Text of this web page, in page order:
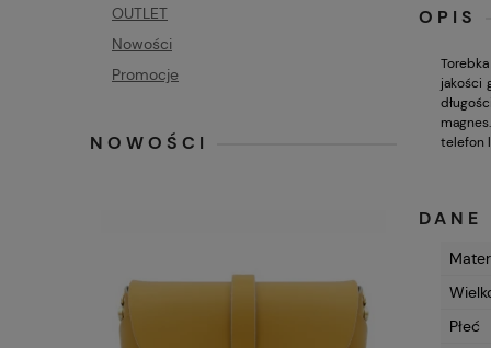
OUTLET
Nowości
Promocje
NOWOŚCI
OPIS
jakości
telefon
DANE
Płeć